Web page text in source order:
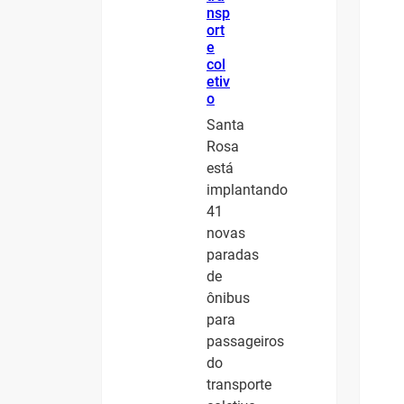
nsp
ort
e
col
etiv
o
Santa
Rosa
está
implantando
41
novas
paradas
de
ônibus
para
passageiros
do
transporte